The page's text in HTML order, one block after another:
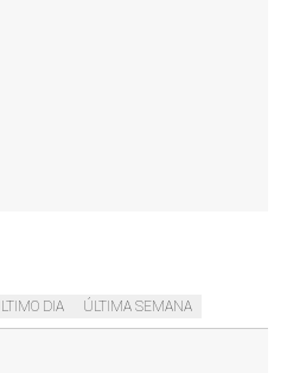
DIA ÚLTIMA SEMANA